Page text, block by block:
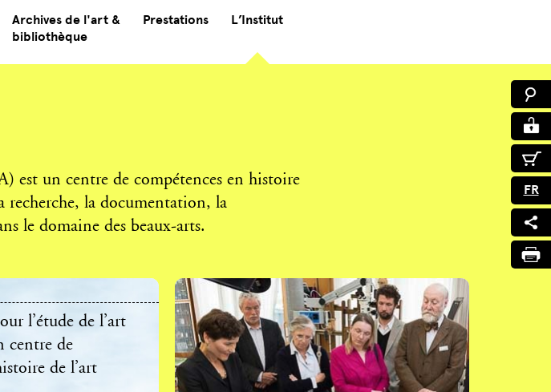
Archives de l'art &
bibliothèque
Prestations L’Institut
FR
est un centre de compétences en histoire
recherche, la documentation, la
le domaine des beaux-arts.
l’étude de l’art
centre de
de l’art